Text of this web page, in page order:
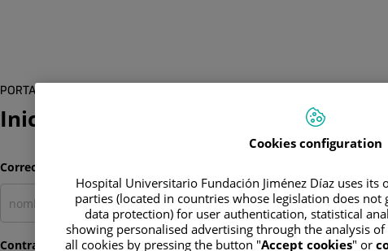
PORTAL DEL PACIENTE
Inicia sesión
Correo electrónico
Contraseña
Cookies configuration
Hospital Universitario Fundación Jiménez Díaz uses
parties (located in countries whose legislation does not
data protection) for user authentication, statistical
showing personalised advertising through the analysis
all cookies by pressing the button "Accept cookies" or